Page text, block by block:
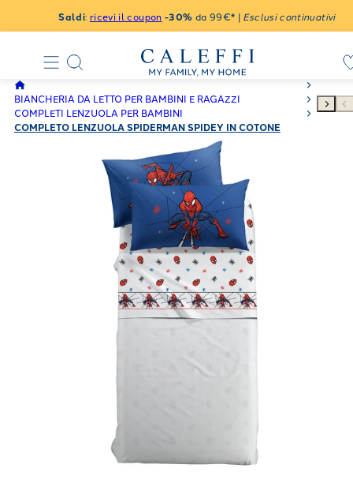
Saldi: ricevi il coupon -30% da 99€* | Esclusi continuativi
BIANCHERIA DA LETTO PER BAMBINI E RAGAZZI
COMPLETI LENZUOLA PER BAMBINI
COMPLETO LENZUOLA SPIDERMAN SPIDEY IN COTONE